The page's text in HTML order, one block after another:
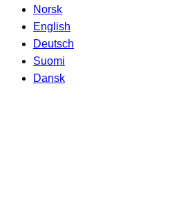
Norsk
English
Deutsch
Suomi
Dansk